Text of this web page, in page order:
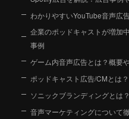
わかりやすいYouTube音声広
企業のポッドキャストが増加
事例
ゲーム内音声広告とは？概要
ポッドキャスト広告/CMとは
ソニックブランディングとは
音声マーケティングについて